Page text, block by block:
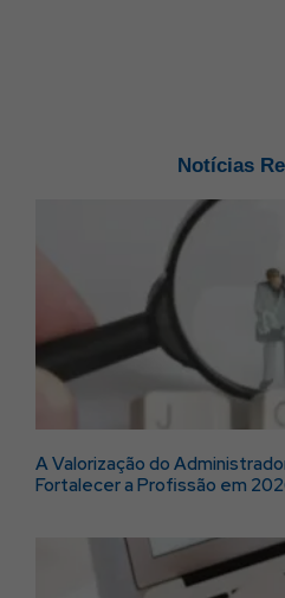
Notícias
A Valorização do
Fortalecer a Profissão em